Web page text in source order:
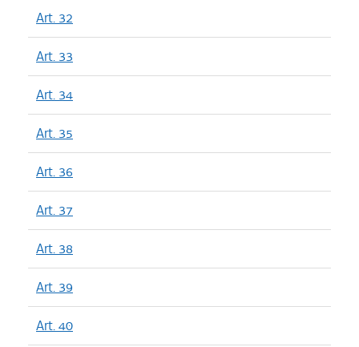
Art. 32
Art. 33
Art. 34
Art. 35
Art. 36
Art. 37
Art. 38
Art. 39
Art. 40